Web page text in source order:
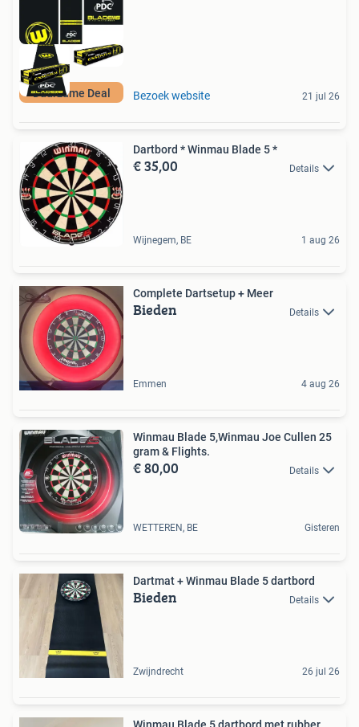
Duurzame Deal Bezoek website 21 jul 26
Dartbord * Winmau Blade 5 *
€ 35,00 Details
Wijnegem, BE 1 aug 26
Complete Dartsetup + Meer
Bieden Details
Emmen 4 aug 26
Winmau Blade 5,Winmau Joe Cullen 25
gram & Flights.
€ 80,00 Details
WETTEREN, BE Gisteren
Dartmat + Winmau Blade 5 dartbord
Bieden Details
Zwijndrecht 26 jul 26